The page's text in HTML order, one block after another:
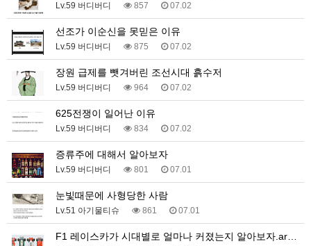
Lv.59 버디버디 857 07.02
선조가 이순신을 못믿은 이유
Lv.59 버디버디 875 07.02
장원 급제를 뺏겨버린 조선시대 흙수저
Lv.59 버디버디 964 07.02
625전쟁이 일어난 이유
Lv.59 버디버디 834 07.02
증류주에 대해서 알아보자
Lv.59 버디버디 801 07.01
눈빛때문에 사형당한 사람
Lv.51 아기물티슈 861 07.01
F1 레이스카가 시대별로 얼마나 커졌는지 알아보자.ar…